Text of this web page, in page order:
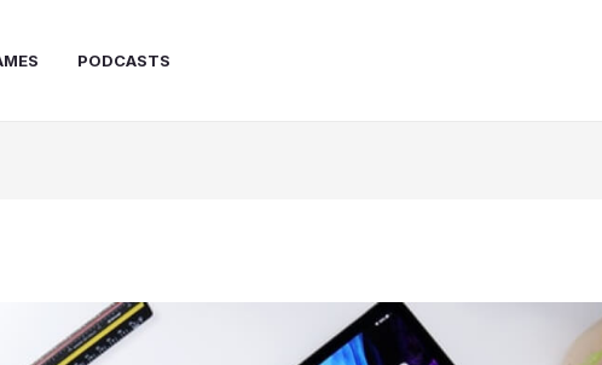
PODCASTS